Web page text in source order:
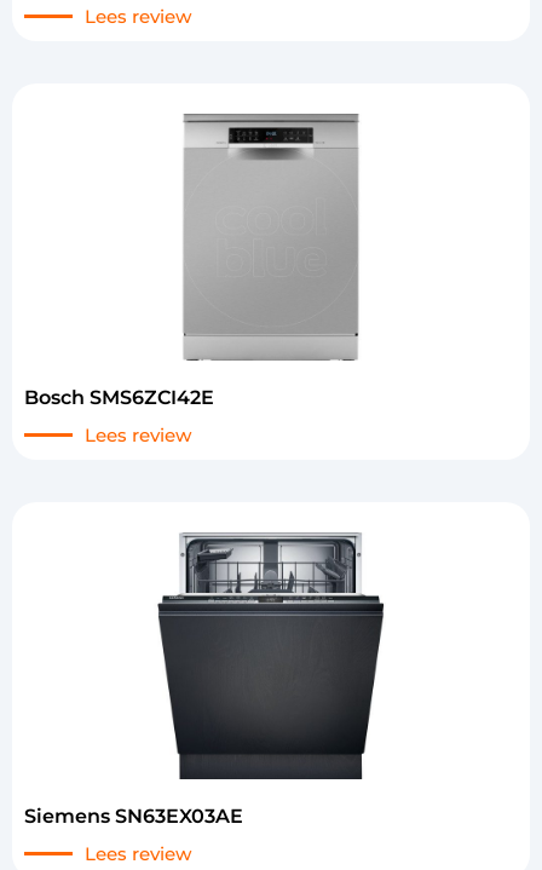
Lees review
Bosch SMS6ZCI42E
Lees review
Siemens SN63EX03AE
Lees review